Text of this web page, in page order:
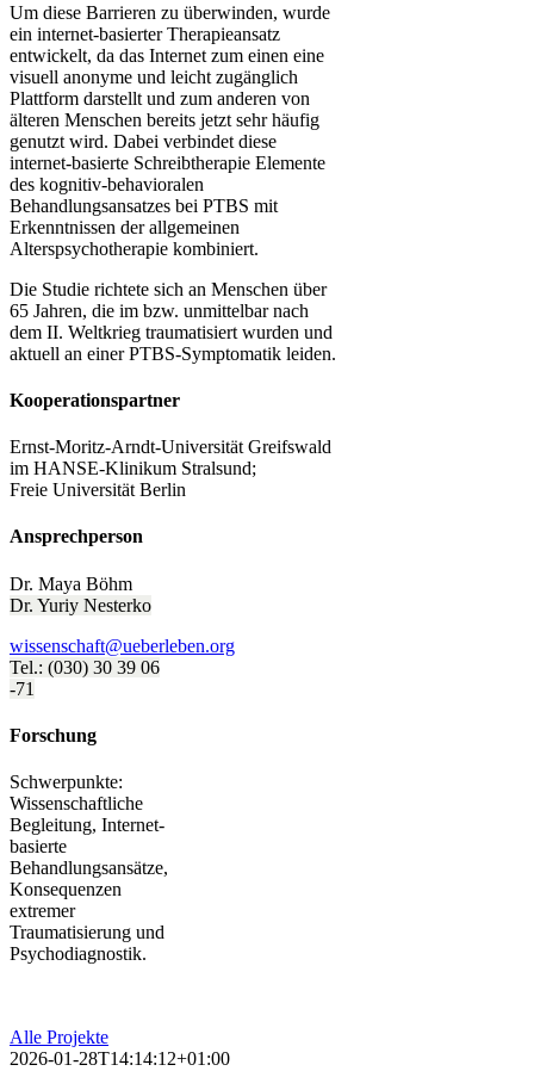
Um diese Barrieren zu überwinden, wurde
ein internet-basierter Therapieansatz
entwickelt, da das Internet zum einen eine
visuell anonyme und leicht zugänglich
Plattform darstellt und zum anderen von
älteren Menschen bereits jetzt sehr häufig
genutzt wird. Dabei verbindet diese
internet-basierte Schreibtherapie Elemente
des kognitiv-behavioralen
Behandlungsansatzes bei PTBS mit
Erkenntnissen der allgemeinen
Alterspsychotherapie kombiniert.
Die Studie richtete sich an Menschen über
65 Jahren, die im bzw. unmittelbar nach
dem II. Weltkrieg traumatisiert wurden und
aktuell an einer PTBS-Symptomatik leiden.
Kooperationspartner
Ernst-Moritz-Arndt-Universität Greifswald
im HANSE-Klinikum Stralsund;
Freie Universität Berlin
Ansprechperson
Dr. Maya Böhm
Dr. Yuriy Nesterko
wissenschaft@ueberleben.org
Tel.: (030) 30 39 06
-71
Forschung
Schwerpunkte:
Wissenschaftliche
Begleitung, Internet-
basierte
Behandlungsansätze,
Konsequenzen
extremer
Traumatisierung und
Psychodiagnostik.
Alle Projekte
2026-01-28T14:14:12+01:00